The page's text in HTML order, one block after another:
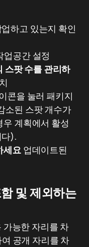
하고 있는지 확인
업공간 설정
팟 수를 관리하
콘을 눌러 패키지
소된 스팟 개수가
계획에서 활성
다).
세요업데이트된
및 제외하는
가능한 자리를 차
공개 자리를 차